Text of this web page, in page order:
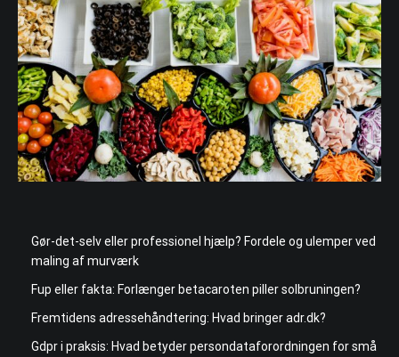
Gør-det-selv eller professionel hjælp? Fordele og ulemper ved
maling af murværk
Fup eller fakta: Forlænger betacaroten piller solbruningen?
Fremtidens adressehåndtering: Hvad bringer adr.dk?
Gdpr i praksis: Hvad betyder persondataforordningen for små